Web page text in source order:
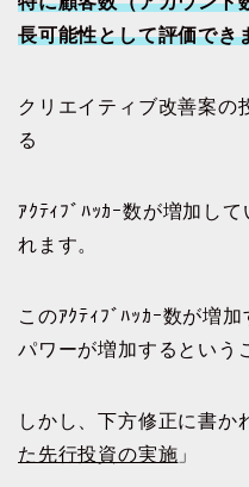
長可能性として評価でき
クリエイティブ改善案の
る
ｱｸﾃｨﾌﾞﾊｯｶｰ数が増加し
れます。
このｱｸﾃｨﾌﾞﾊｯｶｰ数が増
パワーが増加するという
しかし、下方修正に書か
た先行投資の実施 」